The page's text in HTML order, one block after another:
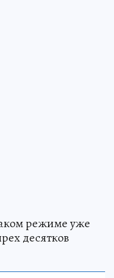
режиме уже
десятков